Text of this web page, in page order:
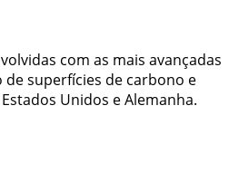
com as mais avançadas
superfícies de carbono e
Unidos e Alemanha.